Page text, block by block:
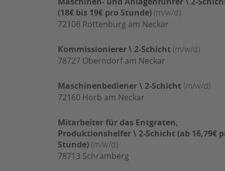
(18€ bis 19€ pro Stunde)(m/w/d)
72108 Rottenburg am Neckar
Kommissionierer \ 2-Schicht (m/w/d)
78727 Oberndorf am Neckar
Maschinenbediener \ 2-Schicht (m/w/d)
72160 Horb am Neckar
Mitarbeiter für das Entgraten,
Produktionshelfer \ 2-Schicht (ab 16,79€
Stunde)(m/w/d)
78713 Schramberg